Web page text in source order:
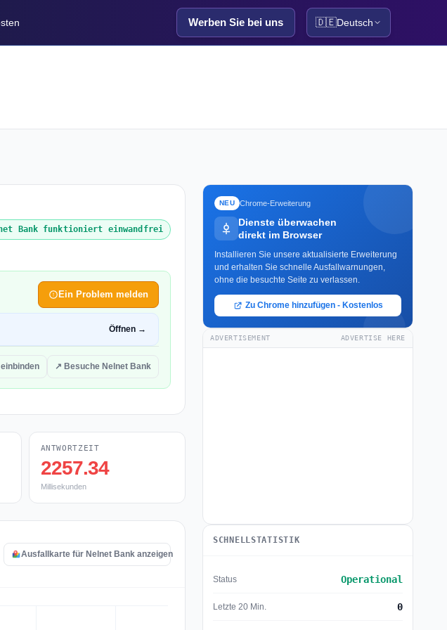
Werben Sie bei uns 🇩🇪Deutsch
Bank funktioniert einwandfrei
Ein Problem melden
Öffnen →
↗ Besuche Nelnet Bank
ANTWORTZEIT
2257.34
Millisekunden
Ausfallkarte für Nelnet Bank anzeigen
NEU Chrome-Erweiterung
Dienste überwachen
direkt im Browser
Installieren Sie unsere aktualisierte Erweiterung
und erhalten Sie schnelle Ausfallwarnungen,
ohne die besuchte Seite zu verlassen.
Zu Chrome hinzufügen - Kostenlos
ADVERTISEMENT ADVERTISE HERE
SCHNELLSTATISTIK
Status Operational
Letzte 20 Min. 0